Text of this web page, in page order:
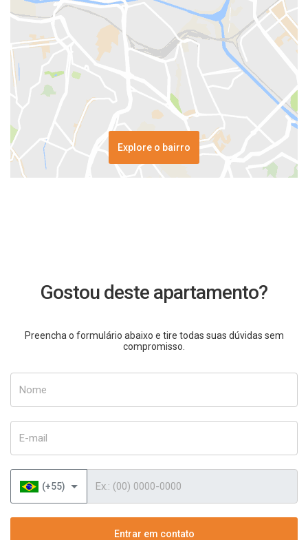
Explore o bairro
Gostou deste apartamento?
Preencha o formulário abaixo e tire todas suas dúvidas sem
compromisso.
(+55)
Entrar em contato